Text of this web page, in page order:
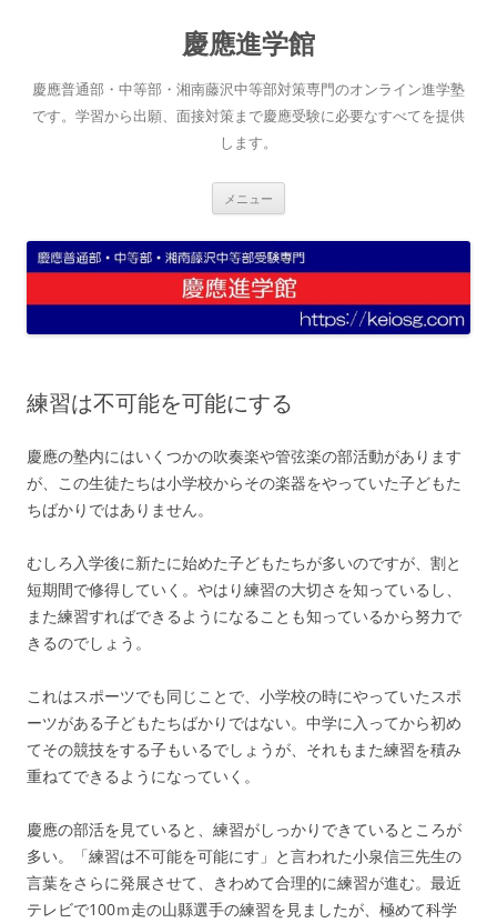
へ
ス
キ
慶應進学館
慶應普通部・中等部・湘南藤沢中等部対策専門のオンライン進学塾
です。学習から出願、面接対策まで慶應受験に必要なすべてを提供
します。
メニュー
練習は不可能を可能にする
慶應の塾内にはいくつかの吹奏楽や管弦楽の部活動があります
が、この生徒たちは小学校からその楽器をやっていた子どもた
ちばかりではありません。
むしろ入学後に新たに始めた子どもたちが多いのですが、割と
短期間で修得していく。やはり練習の大切さを知っているし、
また練習すればできるようになることも知っているから努力で
きるのでしょう。
これはスポーツでも同じことで、小学校の時にやっていたスポ
ーツがある子どもたちばかりではない。中学に入ってから初め
てその競技をする子もいるでしょうが、それもまた練習を積み
重ねてできるようになっていく。
慶應の部活を見ていると、練習がしっかりできているところが
多い。「練習は不可能を可能にす」と言われた小泉信三先生の
言葉をさらに発展させて、きわめて合理的に練習が進む。最近
テレビで100ｍ走の山縣選手の練習を見ましたが、極めて科学